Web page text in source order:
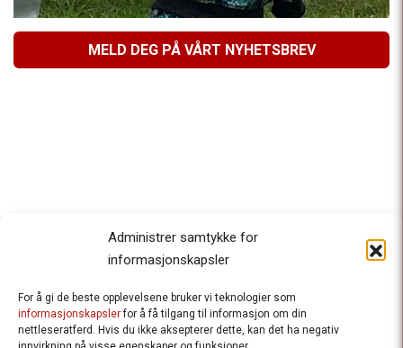
Administrer samtykke for
informasjonskapsler
For å gi de beste opplevelsene bruker vi teknologier som
informasjonskapslerfor å få tilgang til informasjon om din
nettleseratferd. Hvis du ikke aksepterer dette, kan det ha negativ
MELD DEG PÅ VÅRT NYHETSBREV
Besteforeldrenes klimaaksjon
Ansvarlig redaktør
: Halfdan Wiik |